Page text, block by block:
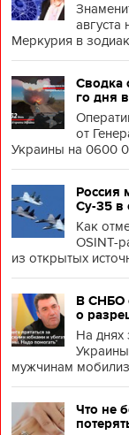
августа
Меркурия в
Сводка
го дня
от
Украины на 0600
Россия
Су-35 в
Как
OSINT-
из открытых
В СНБО
о
На днях
мужчинам
Что не